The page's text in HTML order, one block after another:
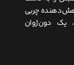
چربی
یک دون‌ژوان